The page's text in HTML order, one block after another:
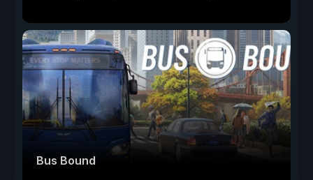
Bus Bound